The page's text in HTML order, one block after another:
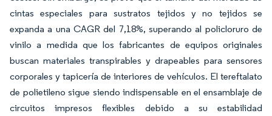
cintas especiales para sustratos tejidos y no tejidos se
expanda a una CAGR del 7,18%, superando al policloruro de
vinilo a medida que los fabricantes de equipos originales
buscan materiales transpirables y drapeables para sensores
corporales y tapicería de interiores de vehículos. El tereftalato
de polietileno sigue siendo indispensable en el ensamblaje de
circuitos impresos flexibles debido a su estabilidad